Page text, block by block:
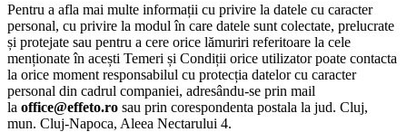
Pentru a afla mai multe informații cu privire la datele cu caracter
personal, cu privire la modul în care datele sunt colectate, prelucrate
și protejate sau pentru a cere orice lămuriri referitoare la cele
menționate în acești Temeri și Condiții orice utilizator poate contacta
la orice moment responsabilul cu protecția datelor cu caracter
personal din cadrul companiei, adresându-se prin mail
la office@effeto.ro sau prin corespondenta postala la jud. Cluj,
mun. Cluj-Napoca, Aleea Nectarului 4.